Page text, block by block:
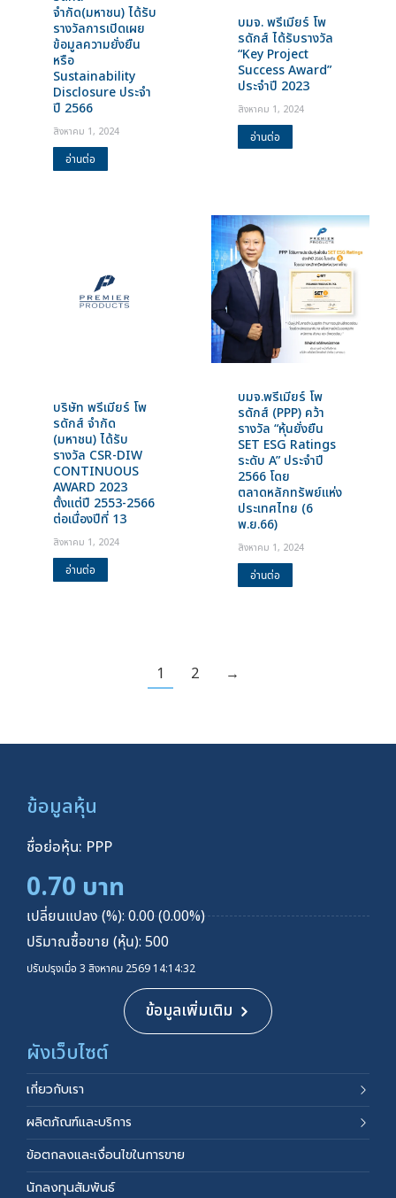
จำกัด(มหาชน) ได้รับ
รางวัลการเปิดเผย
ข้อมูลความยั่งยืน
หรือ
Sustainability
Disclosure ประจำ
ปี 2566
สิงหาคม 1, 2024
อ่านต่อ
บมจ. พรีเมียร์ โพ
รดักส์ ได้รับรางวัล
“Key Project
Success Award”
ประจำปี 2023
สิงหาคม 1, 2024
อ่านต่อ
บริษัท พรีเมียร์ โพ
รดักส์ จำกัด
(มหาชน) ได้รับ
รางวัล CSR-DIW
CONTINUOUS
AWARD 2023
ตั้งแต่ปี 2553-2566
ต่อเนื่องปีที่ 13
สิงหาคม 1, 2024
อ่านต่อ
บมจ.พรีเมียร์ โพ
รดักส์ (PPP) คว้า
รางวัล “หุ้นยั่งยืน
SET ESG Ratings
ระดับ A” ประจำปี
2566 โดย
ตลาดหลักทรัพย์แห่ง
ประเทศไทย (6
พ.ย.66)
สิงหาคม 1, 2024
อ่านต่อ
1 2 →
ข้อมูลหุ้น
ชื่อย่อหุ้น: PPP
0.70 บาท
เปลี่ยนแปลง (%): 0.00 (0.00%)
ปริมาณซื้อขาย (หุ้น): 500
ปรับปรุงเมื่อ 3 สิงหาคม 2569 14:14:32
ข้อมูลเพิ่มเติม
ผังเว็บไซต์
เกี่ยวกับเรา
ผลิตภัณฑ์และบริการ
ข้อตกลงและเงื่อนไขในการขาย
นักลงทุนสัมพันธ์